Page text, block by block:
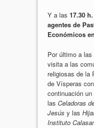
Y a las 17.30 h.
agentes de
Económicos
Por último a las
visita a las
religiosas de la
de Vísperas
continuación
las Celadoras
Jesús y las
Instituto